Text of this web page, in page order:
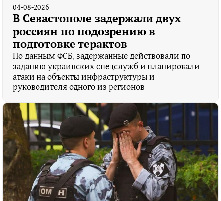
04-08-2026
В Севастополе задержали двух
россиян по подозрению в
подготовке терактов
По данным ФСБ, задержанные действовали по
заданию украинских спецслужб и планировали
атаки на объекты инфраструктуры и
руководителя одного из регионов